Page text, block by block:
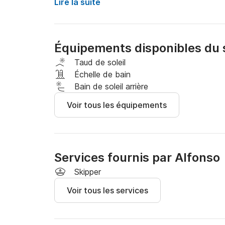
confortablement le long de l'une des plus
Au cours de la journée, vous pourrez
Maiori, Minori, Atrani, Amalfi, Conca dei
poursuivre votre route jusqu'à Positano.
---
?‍?‍? Idéal pour :
* Groupes jusqu'à 7 personnes
* Amis souhaitant passer une journée
⚓ Caractéristiques du bateau pneumatique
Lire la suite
Équipements disponibles du
Taud de soleil
Échelle de bain
Bain de soleil arrière
Voir tous les équipements
Services fournis par Alfonso
Skipper
Voir tous les services